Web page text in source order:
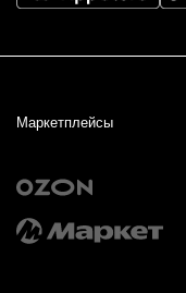
Маркетплейсы